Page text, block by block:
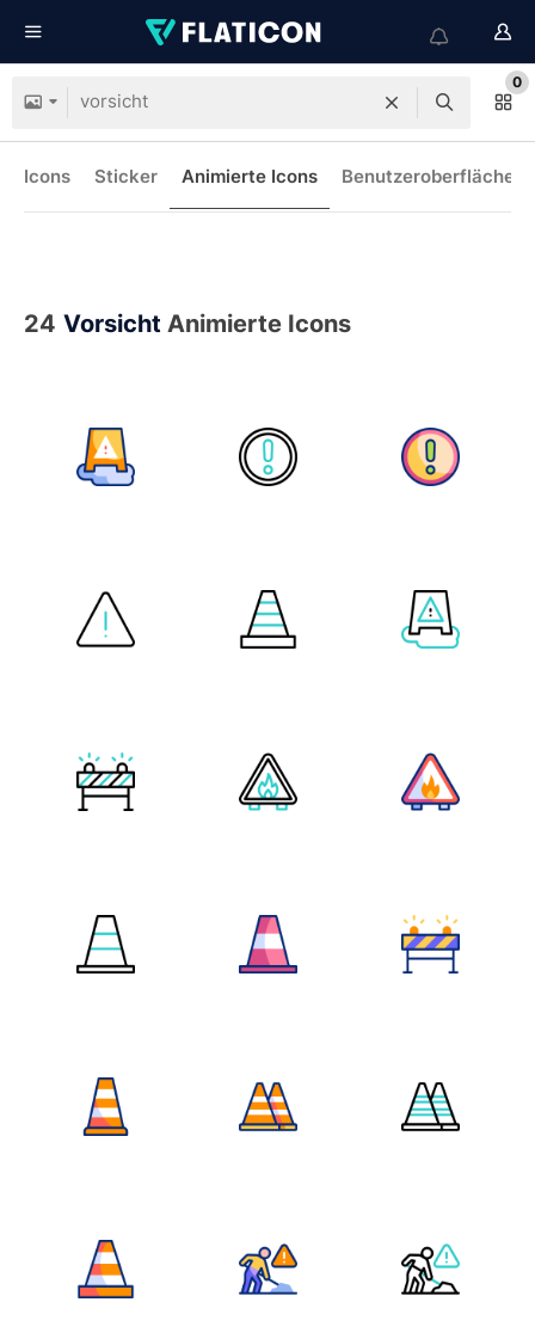
0
Icons Sticker Animierte Icons
24 Vorsicht Animierte Icons